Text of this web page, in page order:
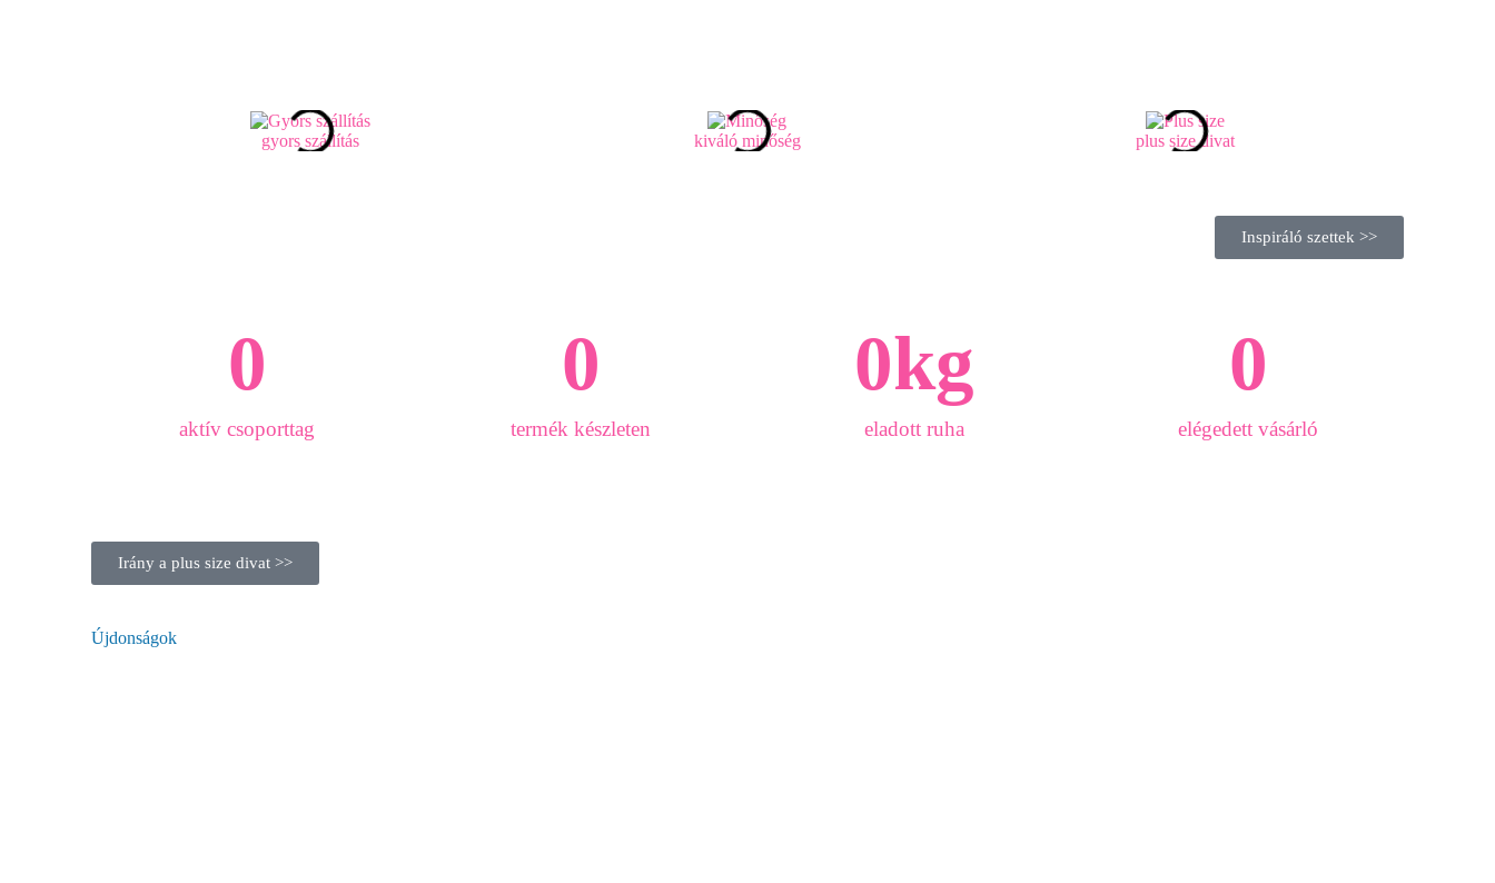
gyors szállítás kiváló minőség plus size divat
Inspiráló szettek >>
aktív csoporttag
0
termék készleten
0
eladott ruha
0kg
elégedett vásárló
0
Irány a plus size divat >>
Újdonságok